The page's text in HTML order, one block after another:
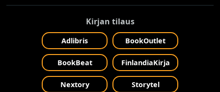
Kirjan tilaus
Adlibris BookOutlet
BookBeat FinlandiaKirja
Nextory Storytel